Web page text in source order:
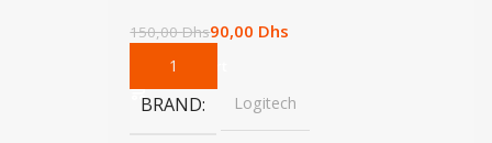
150,00Dhs90,00 Dhs
Add To Cart
BRAND Logitech